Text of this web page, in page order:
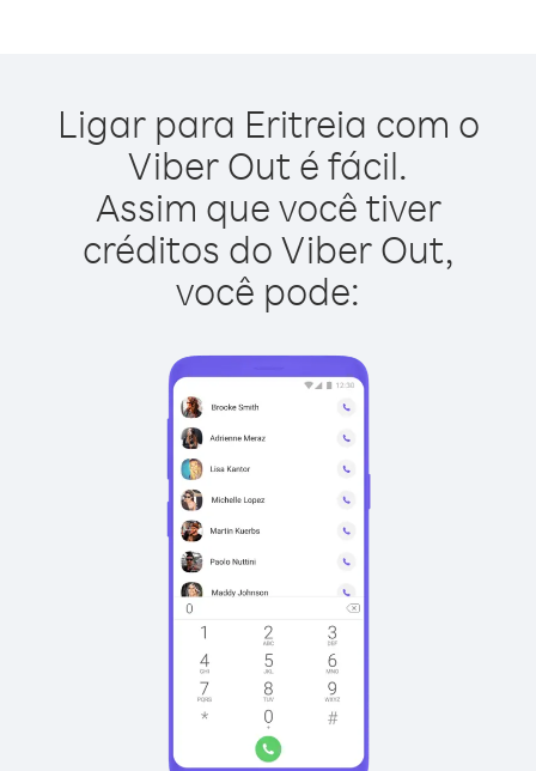
Ligar para Eritreia com o
Viber Out é fácil.
Assim que você tiver
créditos do Viber Out,
você pode: